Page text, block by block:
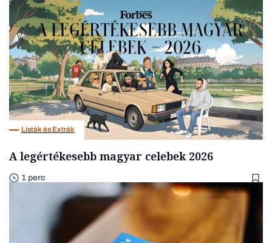
Listák és Extrák
A legértékesebb magyar celebek 2026
1 perc